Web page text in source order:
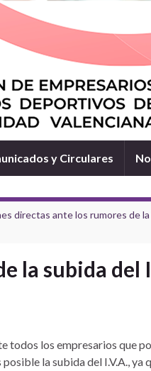
y Circulares
directas ante los rumores de
la subida
todos los empresarios que
la subida del I.V.A.,